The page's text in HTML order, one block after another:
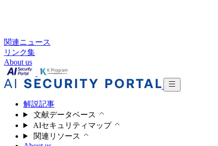
関連ニュース
リンク集
About us
解説記事
文献データベース
AIセキュリティマップ
関連リソース